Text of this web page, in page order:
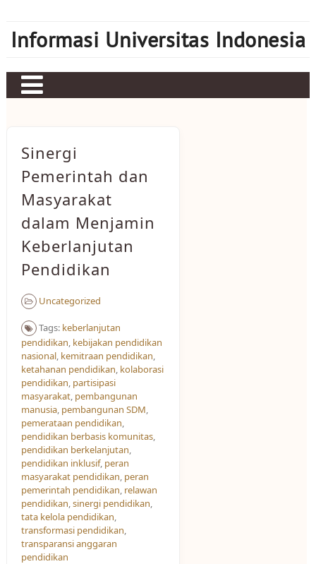
content
Informasi Universitas Indonesia
Sbobet
Mahjong Ways 2
Server Kamboja
Server Thailand
Sinergi
Pemerintah dan
Masyarakat
dalam Menjamin
Keberlanjutan
Pendidikan
Uncategorized
Tags: keberlanjutan
pendidikan, kebijakan pendidikan
nasional, kemitraan pendidikan,
ketahanan pendidikan, kolaborasi
pendidikan, partisipasi
masyarakat, pembangunan
manusia, pembangunan SDM,
pemerataan pendidikan,
pendidikan berbasis komunitas,
pendidikan berkelanjutan,
pendidikan inklusif, peran
masyarakat pendidikan, peran
pemerintah pendidikan, relawan
pendidikan,sinergi pendidikan,
tata kelola pendidikan,
transformasi pendidikan,
transparansi anggaran
pendidikan